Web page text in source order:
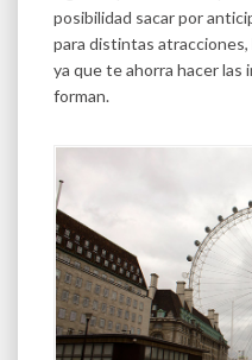
posibilidad sacar por
para distintas
ya que te ahorra hacer las
forman.